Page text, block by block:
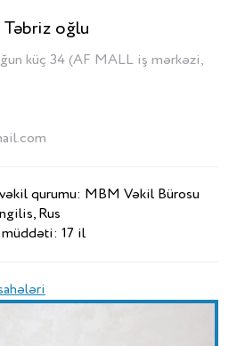
Təbriz oğlu
küç 34 (AF MALL iş mərkəzi,
qurumu: MBM Vəkil Bürosu
Rus
17 il